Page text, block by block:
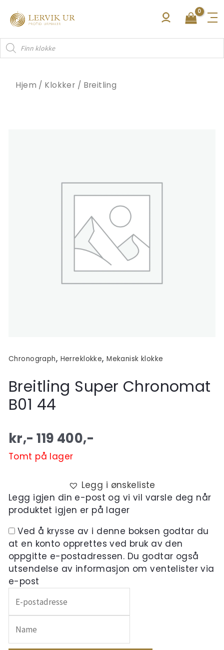
rett
innholdet
Products
search
Hjem / Klokker / Breitling
Chronograph, Herreklokke,Mekanisk klokke
Breitling Super Chronomat
B01 44
kr,- 119 400,-
Tomt på lager
Legg i ønskeliste
Legg igjen din e-post og vi vil varsle deg når
produktet igjen er på lager
Ved å krysse av i denne boksen godtar du
at en konto opprettes ved bruk av den
oppgitte e-postadressen. Du godtar også
utsendelse av informasjon om ventelister via
e-post
inn
e-
postadressen
din